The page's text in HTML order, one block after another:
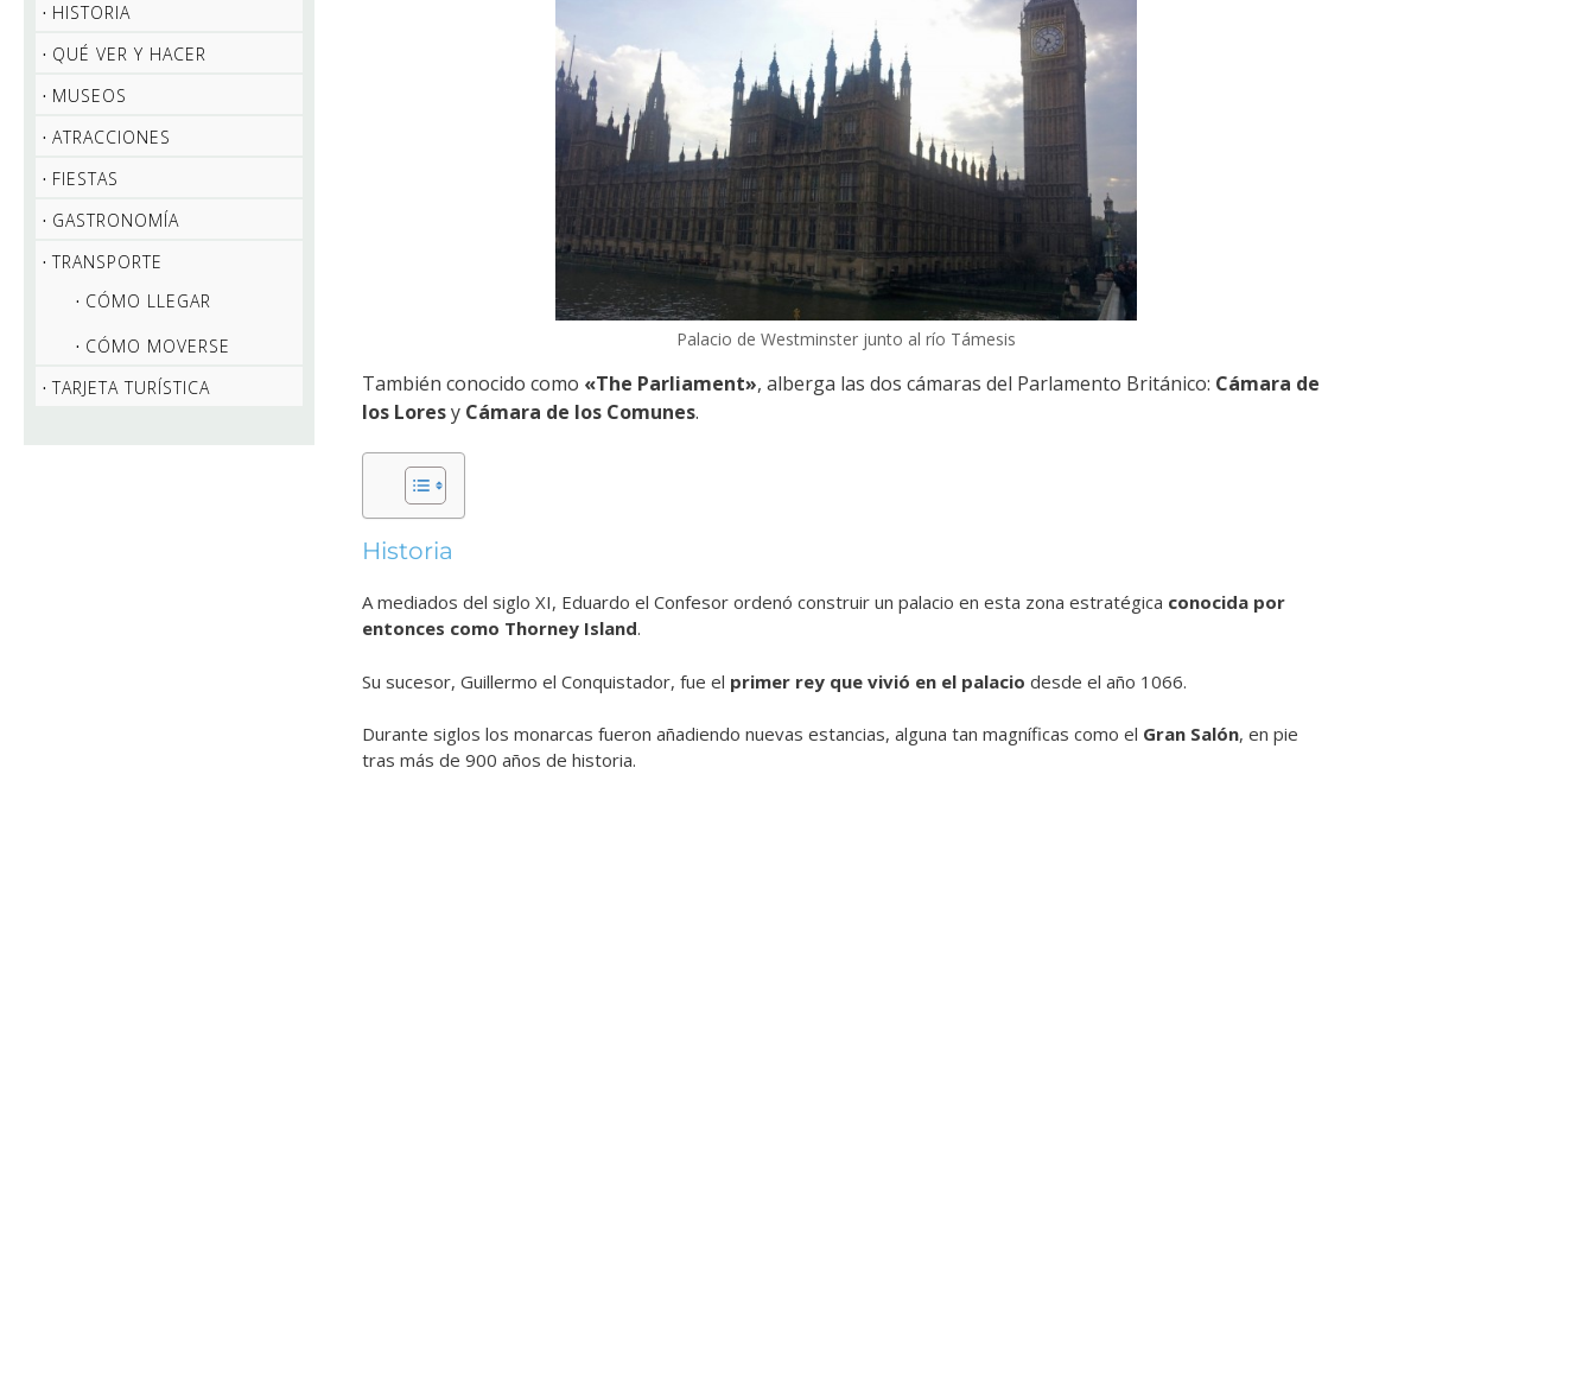
HISTORIA
QUÉ VER Y HACER
MUSEOS
ATRACCIONES
FIESTAS
GASTRONOMÍA
TRANSPORTE
CÓMO LLEGAR
CÓMO MOVERSE
TARJETA TURÍSTICA
Palacio de Westminster junto al río Támesis
También conocido como «The Parliament», alberga las dos cámaras del Parlamento Británico: Cámara de
los Loresy Cámara de los Comunes.
Historia
A mediados del siglo XI, Eduardo el Confesor ordenó construir un palacio en esta zona estratégica conocida por
entonces como Thorney Island.
Su sucesor, Guillermo el Conquistador, fue el primer rey que vivió en el palacio desde el año 1066.
Durante siglos los monarcas fueron añadiendo nuevas estancias, alguna tan magníficas como el Gran Salón, en pie
tras más de 900 años de historia.